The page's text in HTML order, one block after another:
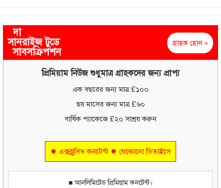
দা
সানরাইজ টুডে
সাবসক্রিপশন
গ্রাহক হোন »
প্রিমিয়াম নিউজ শুধুমাত্র গ্রাহকদের জন্য প্রাপ্য
এক বছরের জন্য মাত্র £১০০
ছয় মাসের জন্য মাত্র £৬০
বার্ষিক প্যাকেজে £২০ সাশ্রয় করুন
✸ এক্সক্লুসিভ কনটেন্ট ✸ যেকোনো ডিভাইসে
■ আনলিমিটেড প্রিমিয়াম কনটেন্ট।